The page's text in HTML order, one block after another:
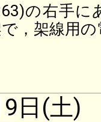
の右手に
，架線用
日(土)